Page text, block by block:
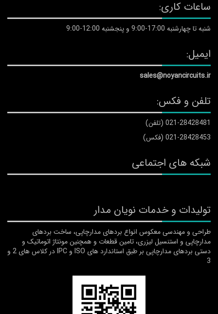
ساعات کاری:
شنبه تا چهارشنبه 17:00-9:00 و پنجشنبه 12:00-9:00
ایمیل:
sales@noyancircuits.ir
تلفن و فکس:
021-28428481 (تلفن)
021-28428453 (فکس)
شبکه های اجتماعی
تولیدات و خدمات نویان مدار
طراحی و مهندسی معکوس انواع بردهای مدارچاپی، ساخت بردهای
مدارچاپی و استنسیل لیزری، تامین قطعات و همچنین مونتاژ اتوماتیک و
دستی بردهای مدارچاپی بر طبق استاندارد های ISO و IPC در کلاس های 2 و
3